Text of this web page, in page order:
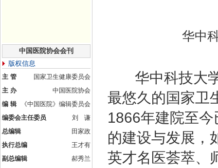
中国医院协会会刊
版权信息
主 管
国家卫生健康委员会
主 办
中国医院协会
编 辑
《中国医院》编辑委员会
编委会主任委员
刘 谦
总编辑
田家政
执行总编
王才有
副总编辑
郝秀兰
华中
华中科技大学
最悠久的国家卫
1866年建院至
的建设与发展，
英才名医荟萃、